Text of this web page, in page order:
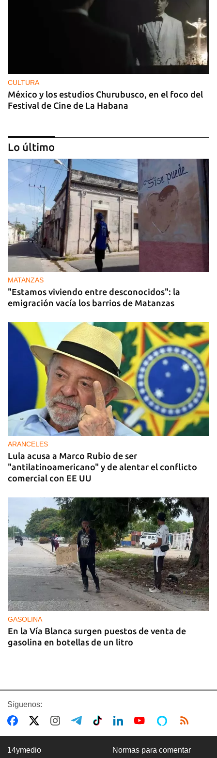
CULTURA
México y los estudios Churubusco, en el foco del
Festival de Cine de La Habana
MÚSICA
Un público enamorado de Celia Cruz desafía la
censura en un homenaje en La Habana
Lo último
MATANZAS
"Estamos viviendo entre desconocidos": la
emigración vacía los barrios de Matanzas
ARANCELES
Lula acusa a Marco Rubio de ser
"antilatinoamericano" y de alentar el conflicto
comercial con EE UU
GASOLINA
En la Vía Blanca surgen puestos de venta de
gasolina en botellas de un litro
Síguenos:
14ymedio Normas para comentar